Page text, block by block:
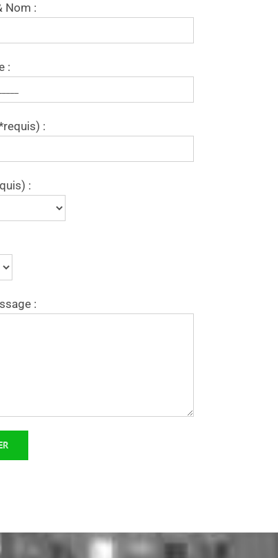
Nom :
:
:
:
: